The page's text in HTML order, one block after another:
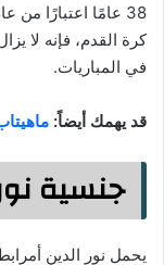
كرة القدم، فإنه لا
في المباريات.
قد يهمك أيضاً:
جنسية
يحمل نور الدين